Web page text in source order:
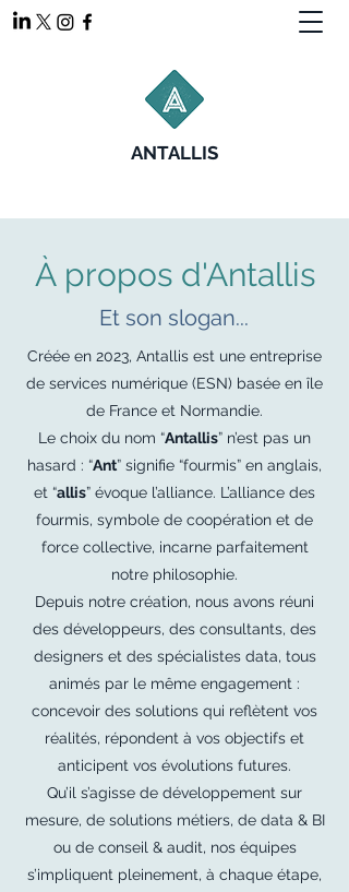
ANTALLIS
À propos d'Antallis
Et son slogan...
Créée en 2023, Antallis est une entreprise
de services numérique (ESN) basée en île
de France et Normandie.
Le choix du nom “Antallis” n’est pas un
hasard : “Ant” signifie “fourmis” en anglais,
et “allis” évoque l’alliance. L’alliance des
fourmis, symbole de coopération et de
force collective, incarne parfaitement
notre philosophie.
Depuis notre création, nous avons réuni
des développeurs, des consultants, des
designers et des spécialistes data, tous
animés par le même engagement :
concevoir des solutions qui reflètent vos
réalités, répondent à vos objectifs et
anticipent vos évolutions futures.
Qu’il s’agisse de développement sur
mesure, de solutions métiers, de data & BI
ou de conseil & audit, nos équipes
s’impliquent pleinement, à chaque étape,